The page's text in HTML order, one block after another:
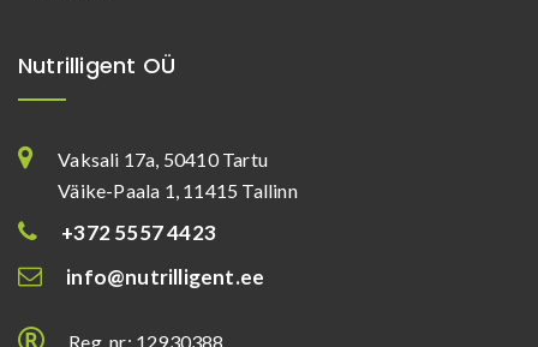
Nutrilligent OÜ
Vaksali 17a, 50410 Tartu
Väike-Paala 1, 11415 Tallinn
+372 5557 4423
info@nutrilligent.ee
Reg. nr: 12930388